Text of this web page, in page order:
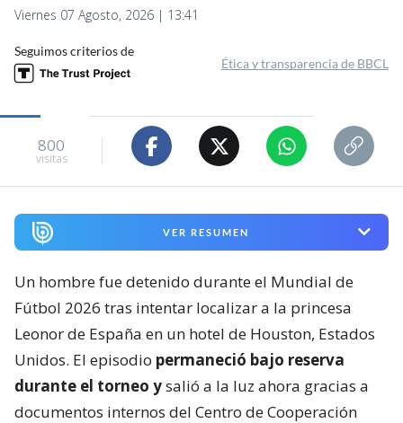
Viernes 07 Agosto, 2026 | 13:41
Seguimos criterios de
Ética y transparencia de BBCL
800
visitas
VER RESUMEN
Un hombre fue detenido durante el Mundial de
Fútbol 2026 tras intentar localizar a la princesa
Leonor de España en un hotel de Houston, Estados
Unidos. El episodio permaneció bajo reserva
durante el torneo ysalió a la luz ahora gracias a
documentos internos del Centro de Cooperación